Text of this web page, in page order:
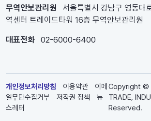
무역안보관리원
서울특별시 강남구 영동대
역센터 트레이드타워 16층 무역안보관리원
대표전화 02-6000-6400
개인정보처리방침 이용약관
이메
일무단수집거부
저작권 정책
뉴
스레터
Copyright ©
TRADE,
Reserved.